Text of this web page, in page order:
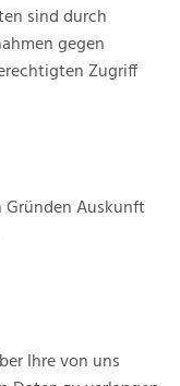
sind durch
gegen
Zugriff
Gründen Auskunft
Ihre von uns